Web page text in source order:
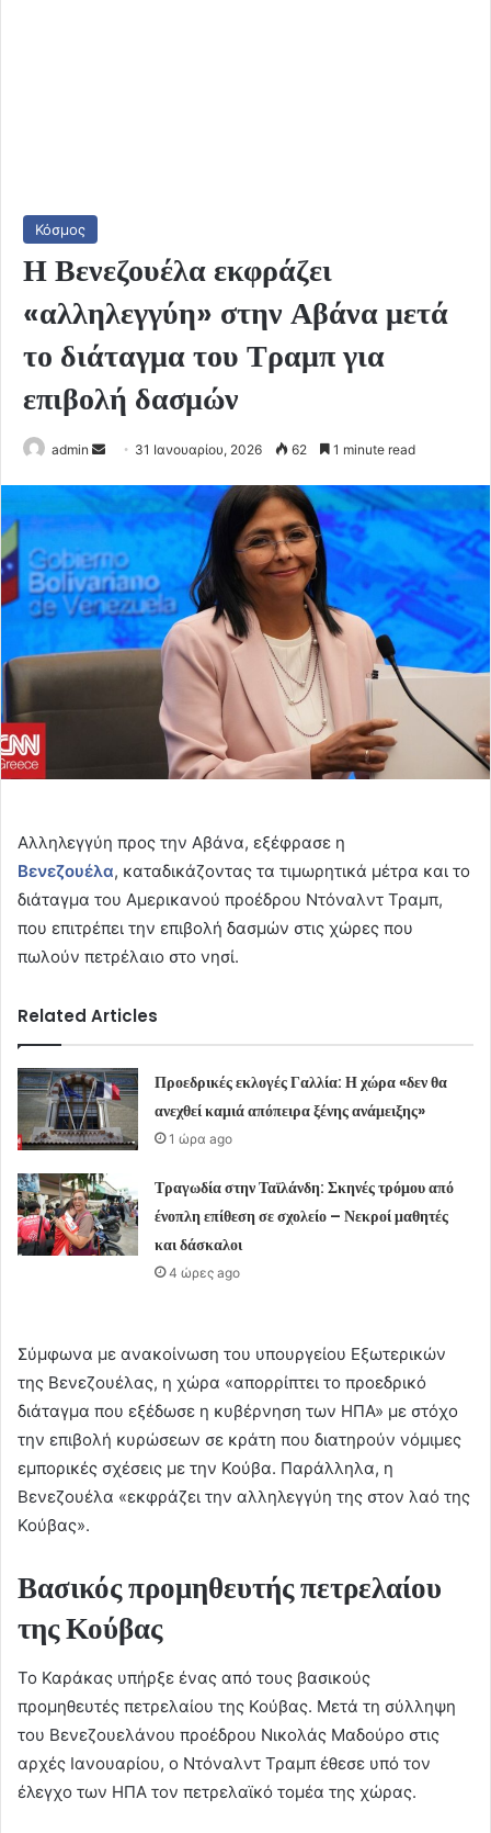
Κόσμος
Η Βενεζουέλα εκφράζει
«αλληλεγγύη» στην Αβάνα μετά
το διάταγμα του Τραμπ για
επιβολή δασμών
admin
Send
email
31 Ιανουαρίου, 2026 62 1 minute read
Αλληλεγγύη προς την Αβάνα, εξέφρασε η
Βενεζουέλα, καταδικάζοντας τα τιμωρητικά μέτρα και το
διάταγμα του Αμερικανού προέδρου Ντόναλντ Τραμπ,
που επιτρέπει την επιβολή δασμών στις χώρες που
πωλούν πετρέλαιο στο νησί.
Related Articles
Προεδρικές εκλογές Γαλλία: Η χώρα «δεν θα
ανεχθεί καμιά απόπειρα ξένης ανάμειξης»
1 ώρα ago
Τραγωδία στην Ταϊλάνδη: Σκηνές τρόμου από
ένοπλη επίθεση σε σχολείο – Νεκροί μαθητές
και δάσκαλοι
4 ώρες ago
Σύμφωνα με ανακοίνωση του υπουργείου Εξωτερικών
της Βενεζουέλας, η χώρα «απορρίπτει το προεδρικό
διάταγμα που εξέδωσε η κυβέρνηση των ΗΠΑ» με στόχο
την επιβολή κυρώσεων σε κράτη που διατηρούν νόμιμες
εμπορικές σχέσεις με την Κούβα. Παράλληλα, η
Βενεζουέλα «εκφράζει την αλληλεγγύη της στον λαό της
Κούβας».
Βασικός προμηθευτής πετρελαίου
της Κούβας
Το Καράκας υπήρξε ένας από τους βασικούς
προμηθευτές πετρελαίου της Κούβας. Μετά τη σύλληψη
του Βενεζουελάνου προέδρου Νικολάς Μαδούρο στις
αρχές Ιανουαρίου, ο Ντόναλντ Τραμπ έθεσε υπό τον
έλεγχο των ΗΠΑ τον πετρελαϊκό τομέα της χώρας.